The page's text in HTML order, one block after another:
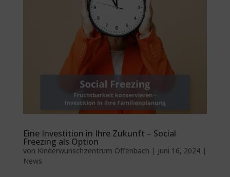
Eine Investition in Ihre Zukunft – Social
Freezing als Option
von Kinderwunschzentrum Offenbach | Juni 16, 2024|
News